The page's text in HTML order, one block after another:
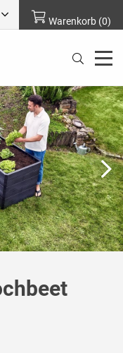
Warenkorb (0)